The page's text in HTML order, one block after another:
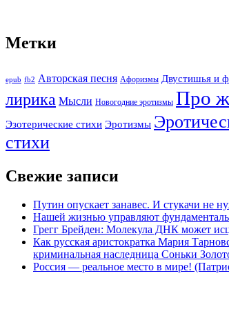
Метки
epub fb2 Авторская песня Афоризмы Двустишья и
лирика Мысли Новогодние эротизмы Про
Эзотерические стихи Эротизмы
стихи
Свежие записи
Путин опускает занавес. И стукачи
Нашей жизнью управляют
Грегг Брейден: Молекула ДНК может
Как русская аристократка Мария
криминальная наследница Соньки
Россия — реальное место в мире!